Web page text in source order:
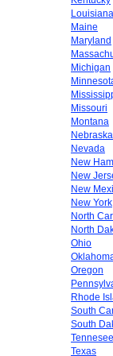
Louisiana
Maine
Maryland
Michigan
Missouri
Montana
Nebraska
Nevada
New
New
New
New York
North
North
Ohio
Oregon
Rhode
South
South
Tennesee
Texas